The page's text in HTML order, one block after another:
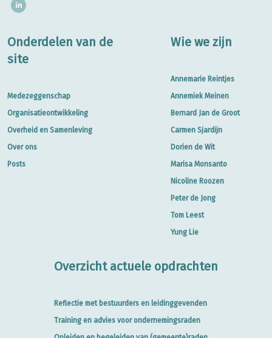
Onderdelen van de
site
Medezeggenschap
Organisatieontwikkeling
Overheid en Samenleving
Over ons
Posts
Wie we zijn
Annemarie Reintjes
Annemiek Meinen
Bernard Jan de Groot
Carmen Sjardijn
Dorien de Wit
Marisa Monsanto
Nicoline Roozen
Peter de Jong
Tom Leest
Yung Lie
Overzicht actuele opdrachten
Reflectie met bestuurders en leidinggevenden
Training en advies voor ondernemingsraden